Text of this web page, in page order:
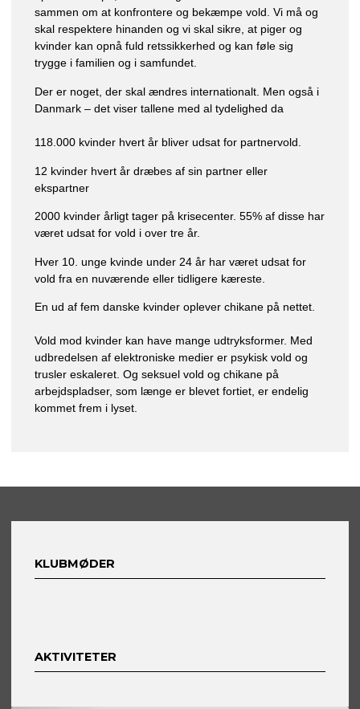
sammen om at konfrontere og bekæmpe vold. Vi må og
skal respektere hinanden og vi skal sikre, at piger og
kvinder kan opnå fuld retssikkerhed og kan føle sig
trygge i familien og i samfundet.
Der er noget, der skal ændres internationalt. Men også i
Danmark – det viser tallene med al tydelighed da
118.000 kvinder hvert år bliver udsat for partnervold.
12 kvinder hvert år dræbes af sin partner eller
ekspartner
2000 kvinder årligt tager på krisecenter. 55% af disse har
været udsat for vold i over tre år.
Hver 10. unge kvinde under 24 år har været udsat for
vold fra en nuværende eller tidligere kæreste.
En ud af fem danske kvinder oplever chikane på nettet.
Vold mod kvinder kan have mange udtryksformer. Med
udbredelsen af elektroniske medier er psykisk vold og
trusler eskaleret. Og seksuel vold og chikane på
arbejdspladser, som længe er blevet fortiet, er endelig
kommet frem i lyset.
KLUBMØDER
AKTIVITETER